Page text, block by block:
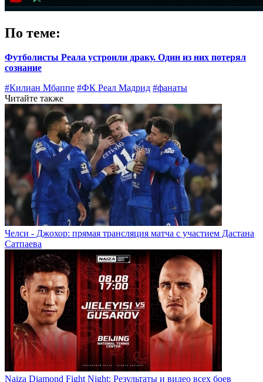
По теме:
Футболисты Реала устроили драку. Один из них потерял
сознание
#Килиан Мбаппе #ФК Реал Мадрид #фанаты
Читайте также
Челси - Джохор: прямая трансляция матча с участием Дастана
Сатпаева
Naiza Diamond Fight Night: Результаты и видео всех боев